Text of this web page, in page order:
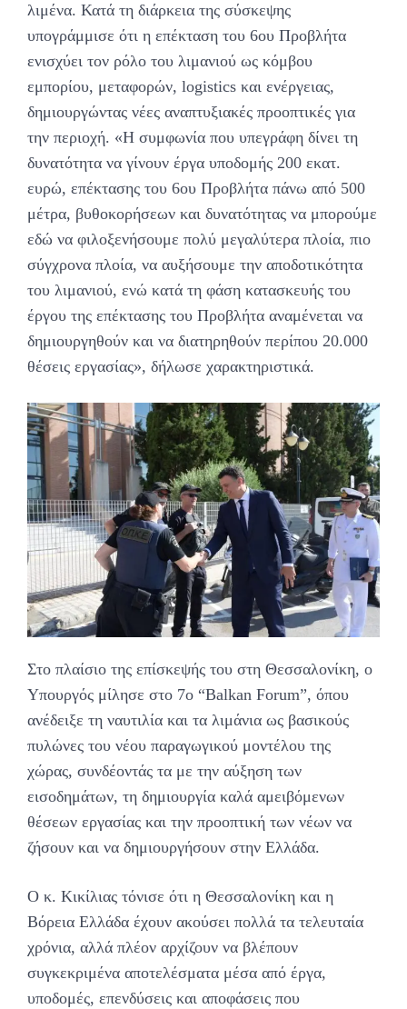
λιμένα. Κατά τη διάρκεια της σύσκεψης
υπογράμμισε ότι η επέκταση του 6ου Προβλήτα
ενισχύει τον ρόλο του λιμανιού ως κόμβου
εμπορίου, μεταφορών, logistics και ενέργειας,
δημιουργώντας νέες αναπτυξιακές προοπτικές για
την περιοχή. «Η συμφωνία που υπεγράφη δίνει τη
δυνατότητα να γίνουν έργα υποδομής 200 εκατ.
ευρώ, επέκτασης του 6ου Προβλήτα πάνω από 500
μέτρα, βυθοκορήσεων και δυνατότητας να μπορούμε
εδώ να φιλοξενήσουμε πολύ μεγαλύτερα πλοία, πιο
σύγχρονα πλοία, να αυξήσουμε την αποδοτικότητα
του λιμανιού, ενώ κατά τη φάση κατασκευής του
έργου της επέκτασης του Προβλήτα αναμένεται να
δημιουργηθούν και να διατηρηθούν περίπου 20.000
θέσεις εργασίας», δήλωσε χαρακτηριστικά.
Στο πλαίσιο της επίσκεψής του στη Θεσσαλονίκη, ο
Υπουργός μίλησε στο 7ο “Balkan Forum”, όπου
ανέδειξε τη ναυτιλία και τα λιμάνια ως βασικούς
πυλώνες του νέου παραγωγικού μοντέλου της
χώρας, συνδέοντάς τα με την αύξηση των
εισοδημάτων, τη δημιουργία καλά αμειβόμενων
θέσεων εργασίας και την προοπτική των νέων να
ζήσουν και να δημιουργήσουν στην Ελλάδα.
Ο κ. Κικίλιας τόνισε ότι η Θεσσαλονίκη και η
Βόρεια Ελλάδα έχουν ακούσει πολλά τα τελευταία
χρόνια, αλλά πλέον αρχίζουν να βλέπουν
συγκεκριμένα αποτελέσματα μέσα από έργα,
υποδομές, επενδύσεις και αποφάσεις που